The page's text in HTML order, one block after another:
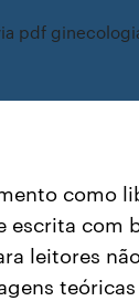
pdf
como
escrita com
leitores